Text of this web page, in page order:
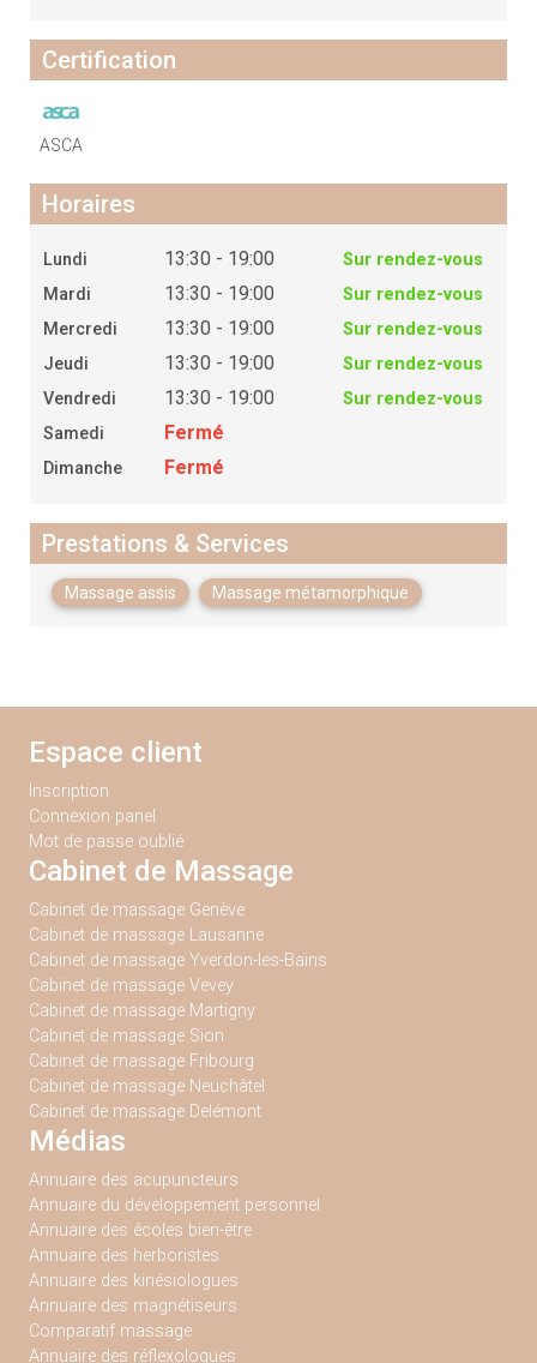
Certification
ASCA
Horaires
Lundi 13:30 - 19:00
Sur rendez-vous
Mardi
13:30 - 19:00
Sur rendez-vous
Mercredi
13:30 - 19:00
Sur rendez-vous
Jeudi
13:30 - 19:00
Sur rendez-vous
Vendredi
13:30 - 19:00
Sur rendez-vous
Samedi
Fermé
Dimanche Fermé
Prestations & Services
Massage assis Massage métamorphique
Espace client
Inscription
Connexion panel
Mot de passe oublié
Cabinet de Massage
Cabinet de massage Genève
Cabinet de massage Lausanne
Cabinet de massage Yverdon-les-Bains
Cabinet de massage Vevey
Cabinet de massage Martigny
Cabinet de massage Sion
Cabinet de massage Fribourg
Cabinet de massage Neuchâtel
Cabinet de massage Delémont
Médias
Annuaire des acupuncteurs
Annuaire du développement personnel
Annuaire des écoles bien-être
Annuaire des herboristes
Annuaire des kinésiologues
Annuaire des magnétiseurs
Comparatif massage
Annuaire des réflexologues